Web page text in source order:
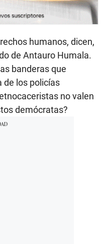
humanos, dicen,
de Antauro Humala.
banderas que
de los policías
no valen
demócratas?